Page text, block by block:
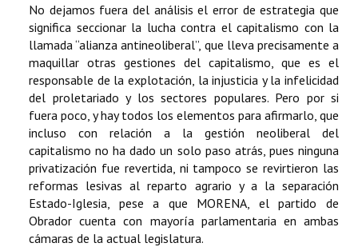
No dejamos fuera del análisis el error de estrategia que
significa seccionar la lucha contra el capitalismo con la
llamada “alianza antineoliberal”, que lleva precisamente a
maquillar otras gestiones del capitalismo, que es el
responsable de la explotación, la injusticia y la infelicidad
del proletariado y los sectores populares. Pero por si
fuera poco, y hay todos los elementos para afirmarlo, que
incluso con relación a la gestión neoliberal del
capitalismo no ha dado un solo paso atrás, pues ninguna
privatización fue revertida, ni tampoco se revirtieron las
reformas lesivas al reparto agrario y a la separación
Estado-Iglesia, pese a que MORENA, el partido de
Obrador cuenta con mayoría parlamentaria en ambas
cámaras de la actual legislatura.